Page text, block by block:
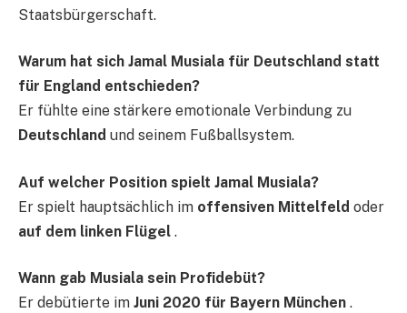
Staatsbürgerschaft.
Warum hat sich Jamal Musiala für Deutschland statt
für England entschieden?
Er fühlte eine stärkere emotionale Verbindung zu
Deutschland und seinem Fußballsystem.
Auf welcher Position spielt Jamal Musiala?
Er spielt hauptsächlich im offensiven Mittelfeld oder
auf dem linken Flügel .
Wann gab Musiala sein Profidebüt?
Er debütierte im Juni 2020 für Bayern München .